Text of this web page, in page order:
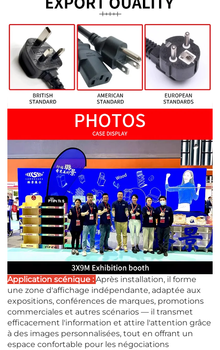
Application scénique : Après installation, il forme
une zone d'affichage indépendante, adaptée aux
expositions, conférences de marques, promotions
commerciales et autres scénarios — il transmet
efficacement l'information et attire l'attention grâce
à des images personnalisées, tout en offrant un
espace confortable pour les négociations